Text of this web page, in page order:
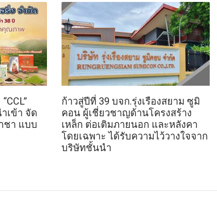
เข้า จัด
ชา แบบ
ก้าวสู่ปีที่ 39 บจก.รุ่งเรืองสยาม ซูมิ
คอน ผู้เชี่ยวชาญด้านโครงสร้าง
เหล็ก ต่อเติมภายนอก และหลังคา
โดยเฉพาะ ได้รับความไว้วางใจจาก
บริษัทชั้นนำ